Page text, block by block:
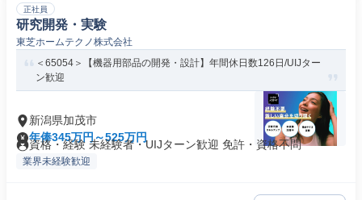
正社員
研究開発・実験
東芝ホームテクノ株式会社
＜65054＞【機器用部品の開発・設計】年間休日数126日/UIJター
ン歓迎
新潟県加茂市
年俸345万円～525万円
資格・経験 未経験者・UIJターン歓迎 免許・資格不問
業界未経験歓迎